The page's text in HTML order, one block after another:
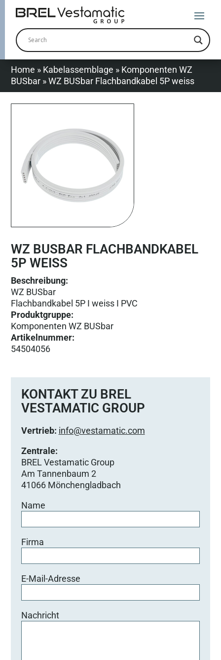
Home » Kabelassemblage » Komponenten WZ
BUSbar »WZ BUSbar Flachbandkabel 5P weiss
WZ BUSBAR FLACHBANDKABEL
5P WEISS
Beschreibung:
WZ BUSbar
Flachbandkabel 5P I weiss I PVC
Produktgruppe:
Komponenten WZ BUSbar
Artikelnummer:
54504056
KONTAKT ZU BREL
VESTAMATIC GROUP
Vertrieb: info@vestamatic.com
Zentrale:
BREL Vestamatic Group
Am Tannenbaum 2
41066 Mönchengladbach
Name
Firma
E-Mail-Adresse
Nachricht